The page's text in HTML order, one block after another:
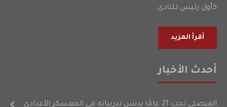
كأول رئيس للنادي.
أقرأ المزيد
أحدث الأخبار
الفيصلي تحت 21 عامًا يدشن تدريباته في المعسكر الأعدادي